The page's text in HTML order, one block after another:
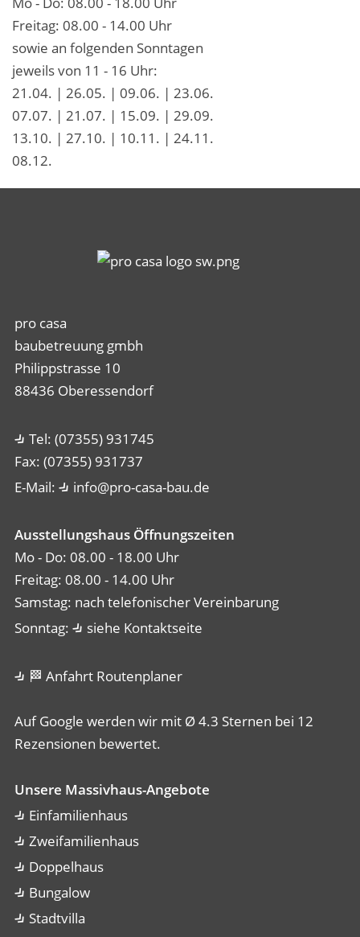
Freitag: 08.00 - 14.00 Uhr
sowie an folgenden Sonntagen
jeweils von 11 - 16 Uhr:
21.04. | 26.05. | 09.06. | 23.06.
07.07. | 21.07. | 15.09. | 29.09.
13.10. | 27.10. | 10.11. | 24.11.
08.12.
pro casa
baubetreuung gmbh
Philippstrasse 10
88436 Oberessendorf
Tel: (07355) 931745
Fax: (07355) 931737
E-Mail:
info@pro-casa-bau.de
Ausstellungshaus Öffnungszeiten
Mo - Do: 08.00 - 18.00 Uhr
Freitag: 08.00 - 14.00 Uhr
Samstag: nach telefonischer Vereinbarung
Sonntag:
siehe Kontaktseite
🏁 Anfahrt Routenplaner
Auf Google werden wir mit Ø 4.3 Sternen bei 12
Rezensionen bewertet.
Unsere Massivhaus-Angebote
Einfamilienhaus
Zweifamilienhaus
Doppelhaus
Bungalow
Stadtvilla